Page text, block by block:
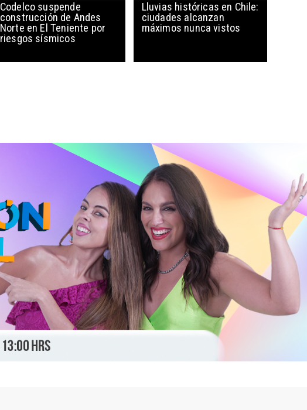
Codelco suspende
construcción de Andes
Norte en El Teniente por
riesgos sísmicos
Lluvias históricas en Chile:
ciudades alcanzan
máximos nunca vistos